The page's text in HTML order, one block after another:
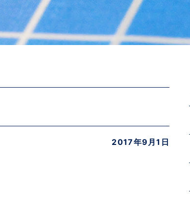
2017年9月1日